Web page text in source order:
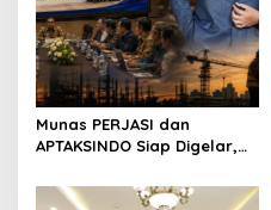
t
i
o
n
Munas PERJASI dan
APTAKSINDO Siap Digelar,
Revisi AD/ART